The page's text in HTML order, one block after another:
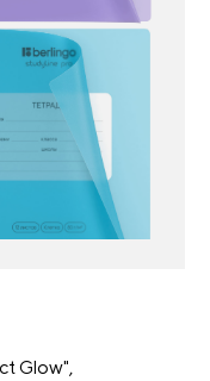
Glow",